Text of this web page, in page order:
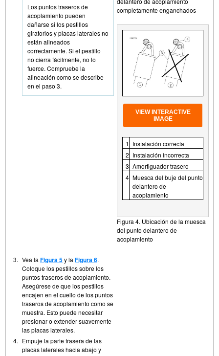
Los puntos traseros de
acoplamiento pueden
dañarse si los pestillos
giratorios y placas laterales no
están alineados
correctamente. Si el pestillo
no cierra fácilmente, no lo
fuerce. Compruebe la
alineación como se describe
en el paso 3.
completamente enganchados
VIEW INTERACTIVE
IMAGE
1 Instalación correcta
2 Instalación incorrecta
3 Amortiguador trasero
4 Muesca del buje del punto
delantero de
acoplamiento
Figura 4. Ubicación de la muesca
del punto delantero de
acoplamiento
3. Vea la Figura 5y la Figura 6.
Coloque los pestillos sobre los
puntos traseros de acoplamiento.
Asegúrese de que los pestillos
encajen en el cuello de los puntos
traseros de acoplamiento como se
muestra. Esto puede necesitar
presionar o extender suavemente
las placas laterales.
4. Empuje la parte trasera de las
placas laterales hacia abajo y